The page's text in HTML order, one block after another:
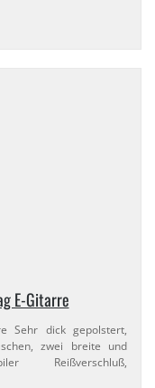
E-​Gitarre
Sehr dick gepolstert,
zwei breite und
Reißverschluß,